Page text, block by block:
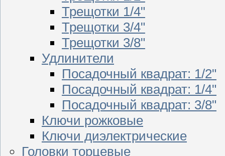
Трещотки 1/4"
Трещотки 3/4"
Трещотки 3/8"
Удлинители
Посадочный квадрат: 1/2"
Посадочный квадрат: 1/4"
Посадочный квадрат: 3/8"
Ключи рожковые
Ключи диэлектрические
Головки торцевые